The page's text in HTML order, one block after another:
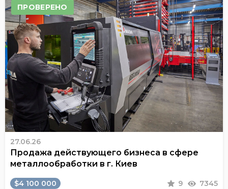
ПРОВЕРЕНО
27.06.26
Продажа действующего бизнеса в сфере
металлообработки в г. Киев
$4 100 000 9 7345